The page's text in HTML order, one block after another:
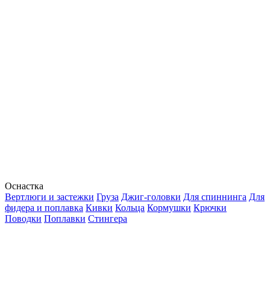
Оснастка
Вертлюги и застежки Груза Джиг-головки Для спиннинга Для
фидера и поплавка Кивки Кольца Кормушки Крючки
Поводки Поплавки Стингера